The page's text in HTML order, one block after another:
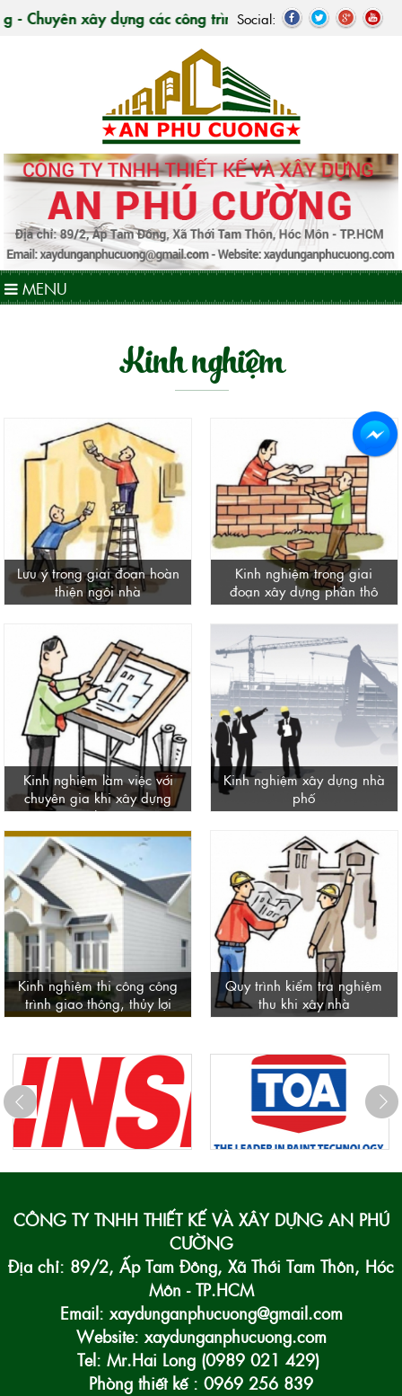
xây dựng các công trình nhà ở, giao thông thủy
Social:
MENU
Kinh nghiệm
Lưu ý trong giai đoạn hoàn
thiện ngôi nhà
Kinh nghiệm trong giai
đoạn xây dựng phần thô
Kinh nghiệm làm việc với
chuyên gia khi xây dựng
nhà
Kinh nghiệm xây dựng nhà
phố
Kinh nghiệm thi công công
trình giao thông, thủy lợi
Quy trình kiểm tra nghiệm
thu khi xây nhà
CÔNG TY TNHH THIẾT KẾ VÀ XÂY DỰNG AN PHÚ
CƯỜNG
Địa chỉ: 89/2, Ấp Tam Đông, Xã Thới Tam Thôn, Hóc
Môn - TP.HCM
Email: xaydunganphucuong@gmail.com
Website: xaydunganphucuong.com
Tel: Mr.Hai Long (0989 021 429)
Phòng thiết kế : 0969 256 839